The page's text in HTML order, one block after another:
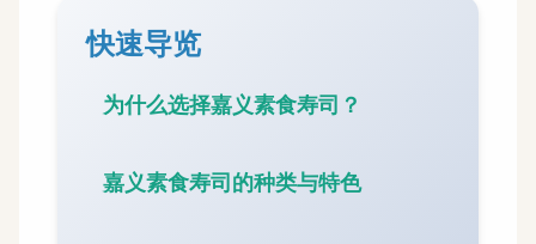
快速导览
为什么选择嘉义素食寿司？
嘉义素食寿司的种类与特色